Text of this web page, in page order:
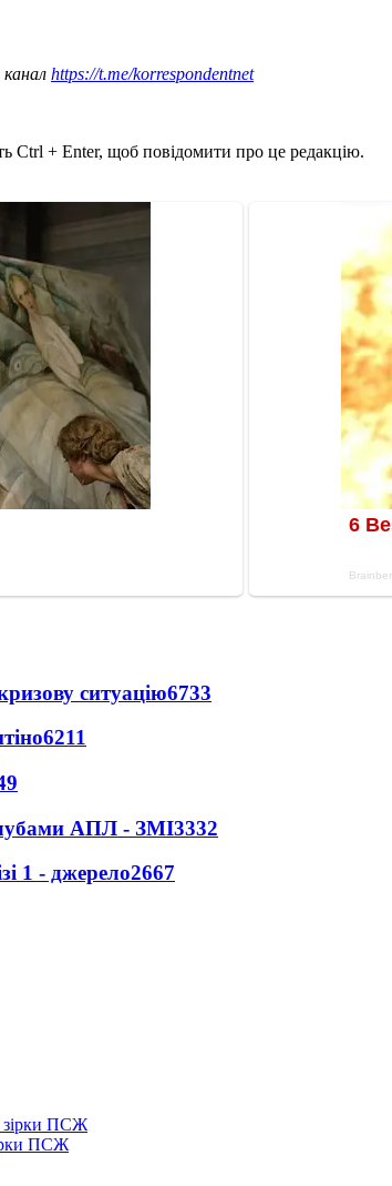
https://t.me/korrespondentnet
Ctrl + Enter, щоб повідомити про це редакцію.
ситуацію6733
6211
АПЛ - ЗМІ3332
1 - джерело2667
ПСЖ